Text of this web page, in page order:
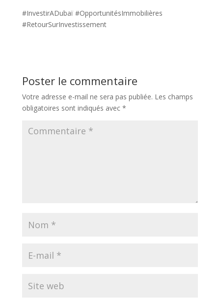
#InvestirADubaï #OpportunitésImmobilières
#RetourSurInvestissement
Poster le commentaire
Votre adresse e-mail ne sera pas publiée. Les champs
obligatoires sont indiqués avec *